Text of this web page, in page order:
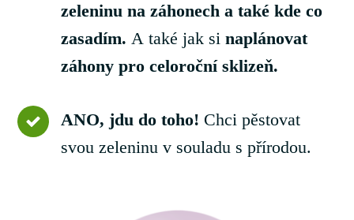
zeleninu na záhonech a také kde co
zasadím.A také jak sinaplánovat
záhony pro celoroční sklizeň.
ANO, jdu do toho! Chci pěstovat
svou zeleninu v souladu s přírodou.